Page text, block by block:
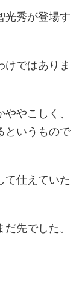
光秀が登場す
けではありま
やこしく、
というもので
て仕えていた
先でした。